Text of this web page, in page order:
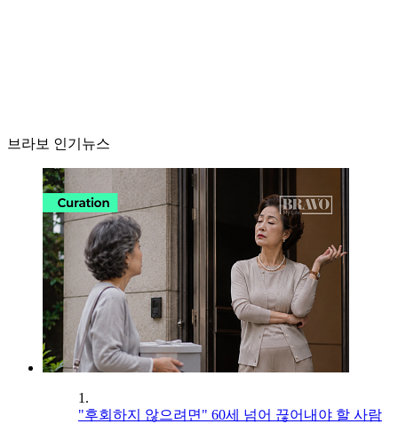
브라보 인기뉴스
1.
"후회하지 않으려면" 60세 넘어 끊어내야 할 사람